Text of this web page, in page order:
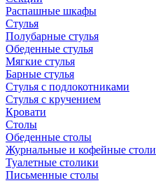
Распашные шкафы
Стулья
Полубарные стулья
Обеденные стулья
Мягкие стулья
Барные стулья
Стулья с подлокотниками
Стулья с кручением
Кровати
Столы
Обеденные столы
Журнальные и кофейные
Туалетные столики
Письменные столы